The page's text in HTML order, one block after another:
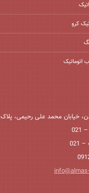
کرو
اتوماتیک
خیابان محمد علی رحیمی، پلاک 54، واحد